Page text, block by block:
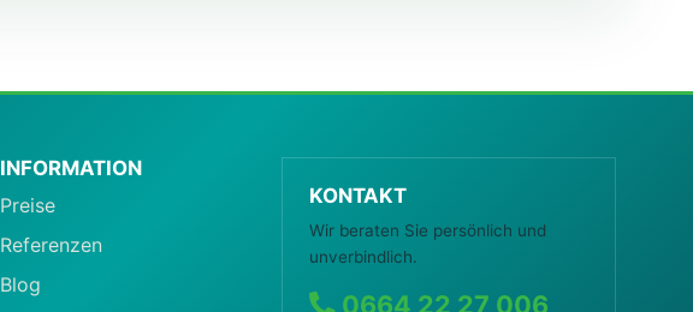
INFORMATION
Preise
Referenzen
Blog
KONTAKT
Wir beraten Sie persönlich und
unverbindlich.
0664 22 27 006